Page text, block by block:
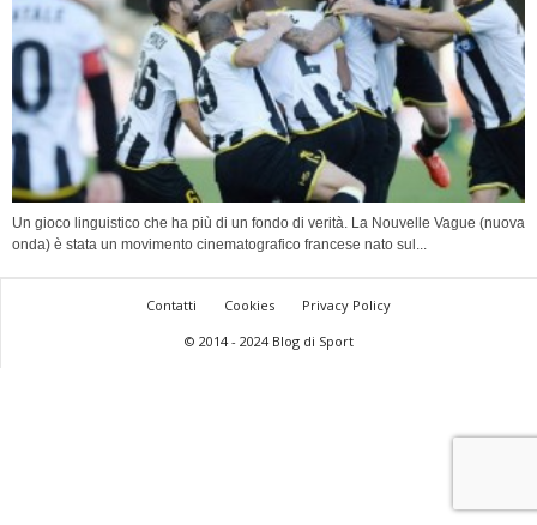
Un gioco linguistico che ha più di un fondo di verità. La Nouvelle Vague (nuova
onda) è stata un movimento cinematografico francese nato sul...
Contatti Cookies
Privacy Policy
© 2014 - 2024 Blog di Sport